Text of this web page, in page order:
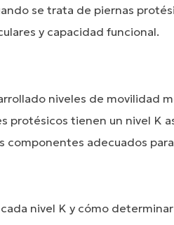
se trata de piernas
y capacidad funcional.
niveles de movilidad
protésicos tienen un nivel K
adecuados
nivel K y cómo determinar